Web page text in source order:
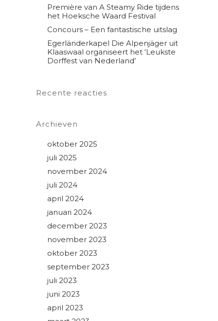
Première van A Steamy Ride tijdens
het Hoeksche Waard Festival
Concours – Een fantastische uitslag
Egerländerkapel Die Alpenjäger uit
Klaaswaal organiseert het ‘Leukste
Dorffest van Nederland’
Recente reacties
Archieven
oktober 2025
juli 2025
november 2024
juli 2024
april 2024
januari 2024
december 2023
november 2023
oktober 2023
september 2023
juli 2023
juni 2023
april 2023